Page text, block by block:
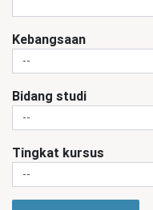
Kebangsaan
Bidang studi
Tingkat kursus